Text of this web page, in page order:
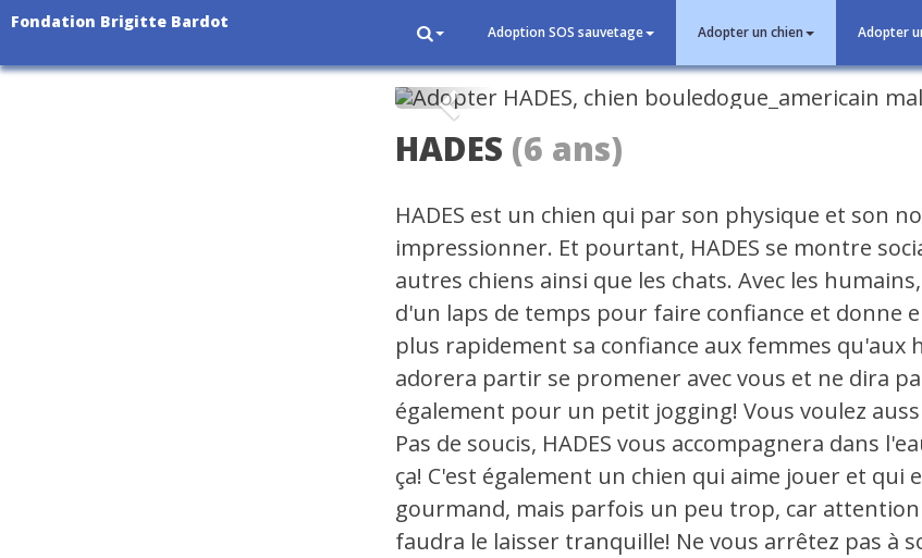
Fondation Brigitte Bardot
Adoption SOS sauvetage Adopter un chien Adopter
Précédent
HADES (6 ans)
HADES est un chien qui par son physique et son
impressionner. Et pourtant, HADES se montre
autres chiens ainsi que les chats. Avec les
d'un laps de temps pour faire confiance et donne
plus rapidement sa confiance aux femmes qu'aux
adorera partir se promener avec vous et ne dira
également pour un petit jogging! Vous voulez
Pas de soucis, HADES vous accompagnera dans
ça! C'est également un chien qui aime jouer et qui
gourmand, mais parfois un peu trop, car attention
faudra le laisser tranquille! Ne vous arrêtez pas à